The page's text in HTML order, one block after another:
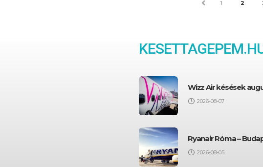
PREV1 2
Wizz Air késések
2026-08-07
Ryanair Róma –
2026-08-05